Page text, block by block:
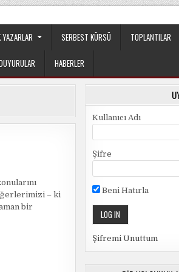
YAZARLAR SERBEST KÜRSÜ TOPLANTILAR
HABERLER
– ki
bir
Kullanıcı Adı
Şifre
Beni Hatırla
Şifremi Unuttum